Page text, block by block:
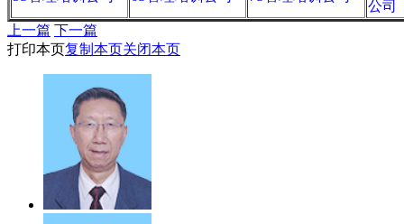
公司
上一篇
下一篇
打印本页复制本页 关闭本页